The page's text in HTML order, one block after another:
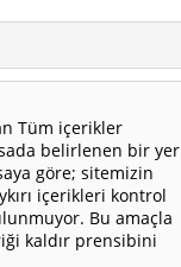
Tüm içerikler
belirlenen bir yer
göre; sitemizin
içerikleri kontrol
Bu amaçla
kaldır prensibini